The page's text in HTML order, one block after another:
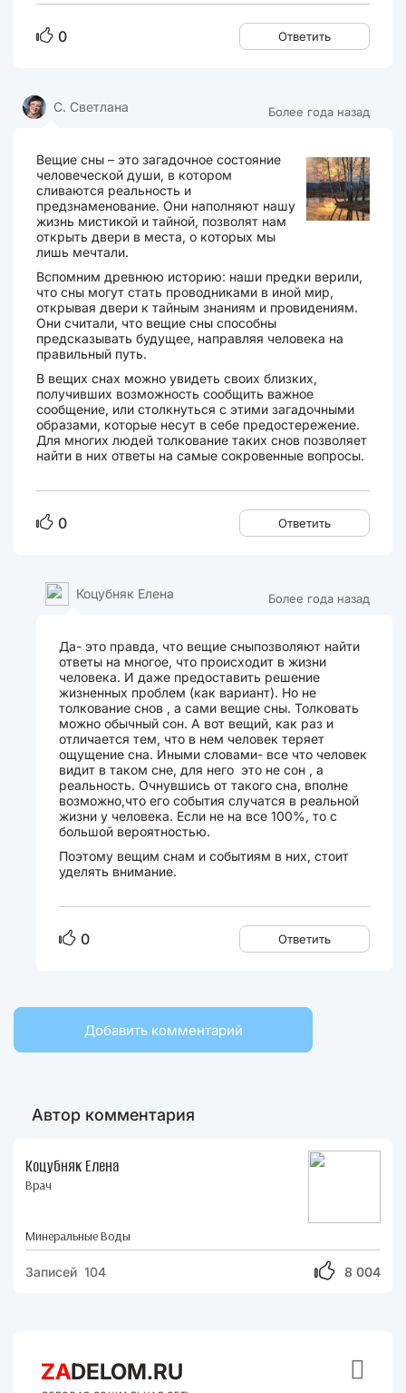
0 Ответить
Более года назад
С. Светлана
Вещие сны – это загадочное состояние
человеческой души, в котором
сливаются реальность и
предзнаменование. Они наполняют нашу
жизнь мистикой и тайной, позволят нам
открыть двери в места, о которых мы
лишь мечтали.
Вспомним древнюю историю: наши предки верили,
что сны могут стать проводниками в иной мир,
открывая двери к тайным знаниям и провидениям.
Они считали, что вещие сны способны
предсказывать будущее, направляя человека на
правильный путь.
В вещих снах можно увидеть своих близких,
получивших возможность сообщить важное
сообщение, или столкнуться с этими загадочными
образами, которые несут в себе предостережение.
Для многих людей толкование таких снов позволяет
найти в них ответы на самые сокровенные вопросы.
0 Ответить
Более года назад
Коцубняк Елена
Да- это правда, что вещие сныпозволяют найти
ответы на многое, что происходит в жизни
человека. И даже предоставить решение
жизненных проблем (как вариант). Но не
толкование снов , а сами вещие сны. Толковать
можно обычный сон. А вот вещий, как раз и
отличается тем, что в нем человек теряет
ощущение сна. Иными словами- все что человек
видит в таком сне, для него это не сон , а
реальность. Очнувшись от такого сна, вполне
возможно,что его события случатся в реальной
жизни у человека. Если не на все 100%, то с
большой вероятностью.
Поэтому вещим снам и событиям в них, стоит
уделять внимание.
0 Ответить
Добавить комментарий
Автор комментария
Коцубняк Елена
Врач
Минеральные Воды
8 004
Записей 104
ZADELOM.RU 